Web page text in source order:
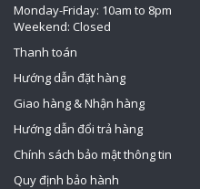
Monday-Friday: 10am to 8pm
Weekend: Closed
Thanh toán
Hướng dẫn đặt hàng
Giao hàng & Nhận hàng
Hướng dẫn đổi trả hàng
Chính sách bảo mật thông tin
Quy định bảo hành